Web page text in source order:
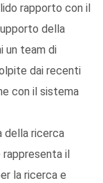
rapporto con il
della
un team di
dai recenti
con il sistema
della ricerca
il
la ricerca e